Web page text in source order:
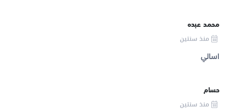
محمد عبده
منذ سنتين
اسالي
حسام
منذ سنتين